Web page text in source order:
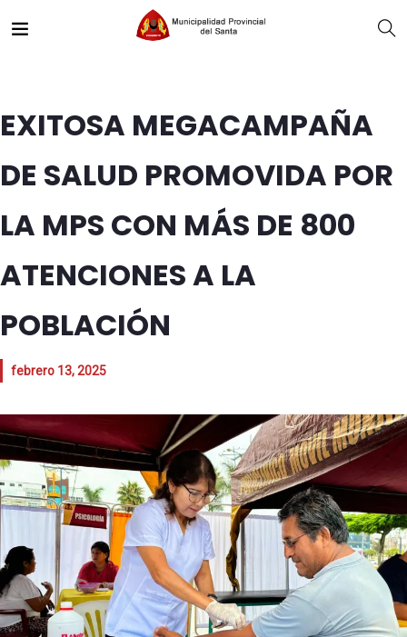
EXITOSA MEGACAMPAÑA
DE SALUD PROMOVIDA POR
LA MPS CON MÁS DE 800
ATENCIONES A LA
POBLACIÓN
febrero 13, 2025